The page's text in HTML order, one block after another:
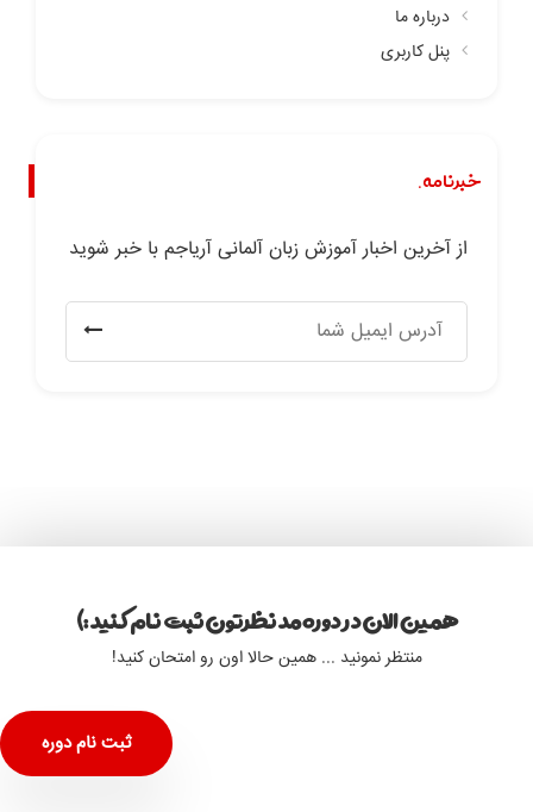
درباره ما
پنل کاربری
خبرنامه.
از آخرین اخبار آموزش زبان آلمانی آریاجم با خبر شوید
همین الان در دوره مد نظرتون ثبت نام کنید :)
منتظر نمونید ... همین حالا اون رو امتحان کنید!
ثبت نام دوره